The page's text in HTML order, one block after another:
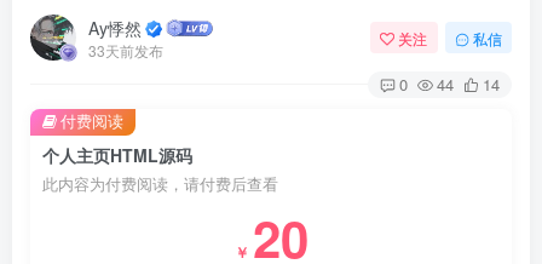
Ay悸然
33天前发布
关注 私信
0 44 14
个人主页HTML源码
此内容为付费阅读，请付费后查看
￥ 20
付费阅读